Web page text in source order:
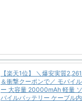
【楽天1位】 ＼爆安実質
＆衝撃クーポンで／ モバイ
ー 大容量 20000mAh 軽量
バイルバッテリー ケーブル